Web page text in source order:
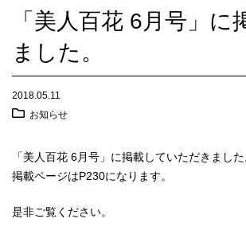
「美人百花 6月号」に
ました。
2018.05.11
お知らせ
「美人百花 6月号」に掲載していただきました
掲載ページはP230になります。
是非ご覧ください。